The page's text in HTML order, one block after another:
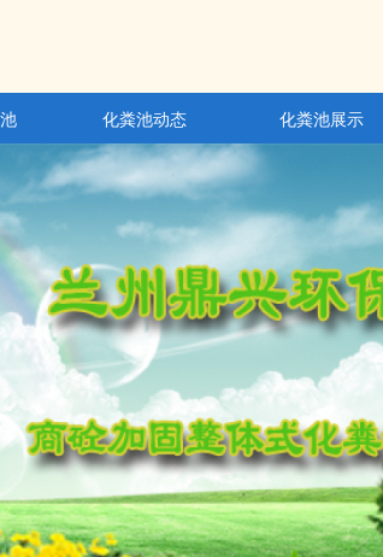
化粪池动态 化粪池展示